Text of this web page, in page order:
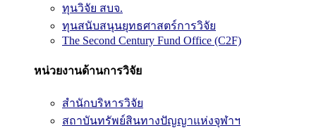
ทุนวิจัย สบจ.
ทุนสนับสนุนยุทธศาสตร์การวิจัย
The Second Century Fund Office (C2F)
หน่วยงานด้านการวิจัย
สำนักบริหารวิจัย
สถาบันทรัพย์สินทางปัญญาแห่งจุฬาฯ